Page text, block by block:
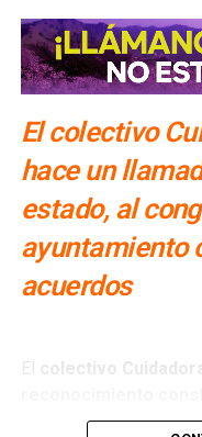
El colectivo
hace un
estado, al
ayuntamiento
acuerdos
El colectivo
de la capital